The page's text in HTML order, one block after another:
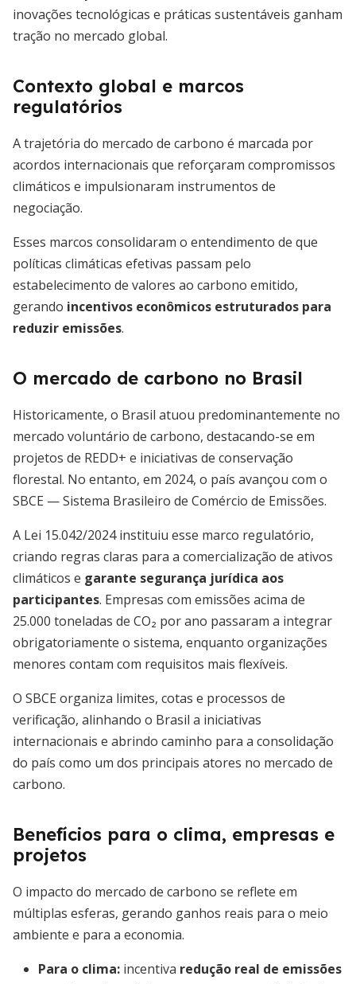
inovações tecnológicas e práticas sustentáveis ganham
tração no mercado global.
Contexto global e marcos
regulatórios
A trajetória do mercado de carbono é marcada por
acordos internacionais que reforçaram compromissos
climáticos e impulsionaram instrumentos de
negociação.
Esses marcos consolidaram o entendimento de que
políticas climáticas efetivas passam pelo
estabelecimento de valores ao carbono emitido,
gerando incentivos econômicos estruturados para
reduzir emissões.
O mercado de carbono no Brasil
Historicamente, o Brasil atuou predominantemente no
mercado voluntário de carbono, destacando-se em
projetos de REDD+ e iniciativas de conservação
florestal. No entanto, em 2024, o país avançou com o
SBCE — Sistema Brasileiro de Comércio de Emissões.
A Lei 15.042/2024 instituiu esse marco regulatório,
criando regras claras para a comercialização de ativos
climáticos e garante segurança jurídica aos
participantes. Empresas com emissões acima de
25.000 toneladas de CO₂ por ano passaram a integrar
obrigatoriamente o sistema, enquanto organizações
menores contam com requisitos mais flexíveis.
O SBCE organiza limites, cotas e processos de
verificação, alinhando o Brasil a iniciativas
internacionais e abrindo caminho para a consolidação
do país como um dos principais atores no mercado de
carbono.
Benefícios para o clima, empresas e
projetos
O impacto do mercado de carbono se reflete em
múltiplas esferas, gerando ganhos reais para o meio
ambiente e para a economia.
Para o clima: incentiva redução real de emissões